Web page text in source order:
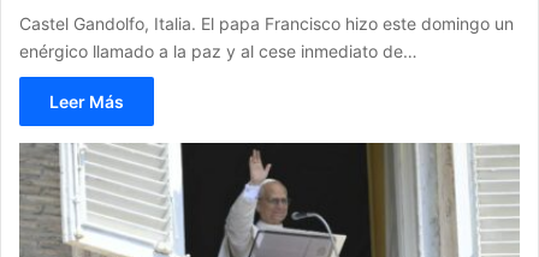
Castel Gandolfo, Italia. El papa Francisco hizo este domingo un
enérgico llamado a la paz y al cese inmediato de…
Leer Más